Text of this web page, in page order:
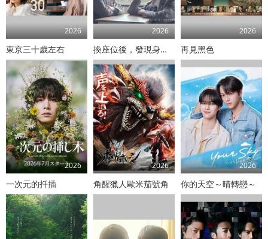
2026
東京三十歲左右
2026
換座位後，發現身後的男生好像喜歡我
2026
再見黑色
2026
一次元的扦插
2026
角醒獵人歐米茄號角
2026
你的天空～晴轉戀～